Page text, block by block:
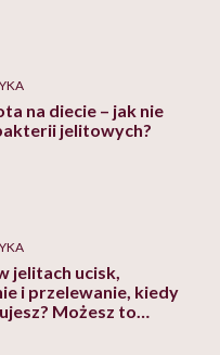
na diecie – jak nie
jelitowych?
jelitach ucisk,
i przelewanie, kiedy
Możesz to